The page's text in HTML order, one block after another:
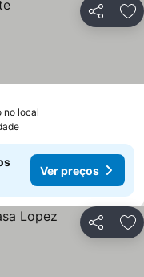
Partilhar
no local
Ver preços
Partilhar